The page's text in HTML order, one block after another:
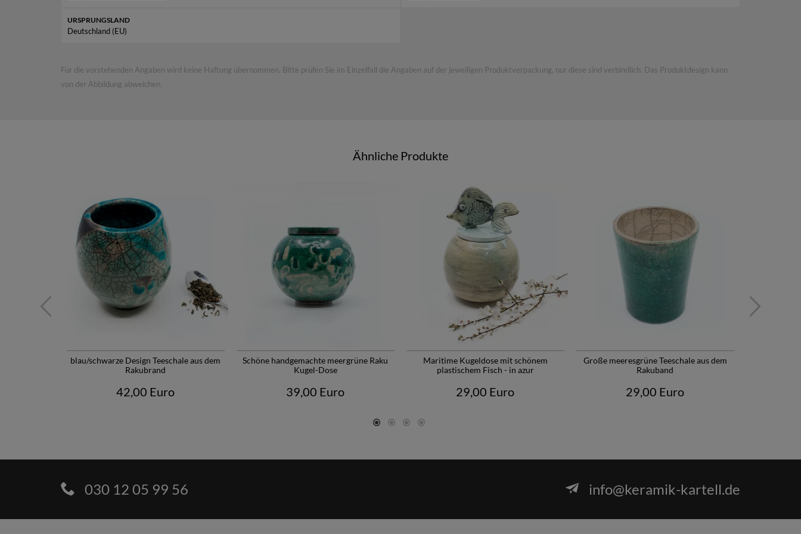
Dekorationsstück zu verwenden.
URSPRUNGSLAND
Deutschland (EU)
Für die vorstehenden Angaben wird keine Haftung übernommen. Bitte prüfen Sie im Einzelfall die Angaben auf der jeweiligen Produktverpackung, nur diese sind verbindlich. Das Produktdesign kann
von der Abbildung abweichen.
Ähnliche Produkte
blau/schwarze Design Teeschale aus dem
Rakubrand
42,00 Euro
Schöne handgemachte meergrüne Raku
Kugel-Dose
39,00 Euro
Maritime Kugeldose mit schönem
plastischem Fisch - in azur
29,00 Euro
Große meeresgrüne Teeschale aus dem
Rakuband
29,00 Euro
030 12 05 99 56 info@keramik-kartell.de